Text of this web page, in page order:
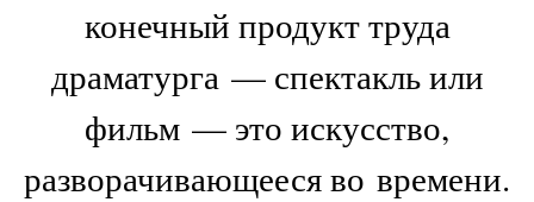
конечный продукт труда
драматурга — спектакль или
фильм — это искусство,
разворачивающееся во времени.